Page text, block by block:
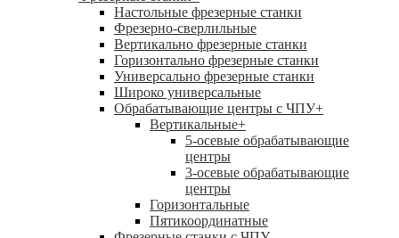
Настольные фрезерные станки
Фрезерно-сверлильные
Вертикально фрезерные станки
Горизонтально фрезерные станки
Универсально фрезерные станки
Широко универсальные
Обрабатывающие центры с ЧПУ+
Вертикальные+
5-осевые обрабатывающие
центры
3-осевые обрабатывающие
центры
Горизонтальные
Пятикоординатные